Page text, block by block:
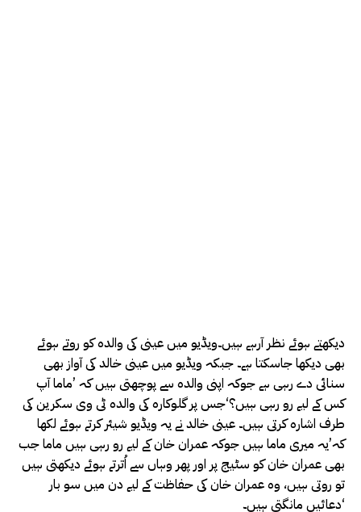
دیکھتے ہوئے نظر آرہے ہیں۔ویڈیو میں عینی کی والدہ کو روتے ہوئے
بھی دیکھا جاسکتا ہے۔ جبکہ ویڈیو میں عینی خالد کی آواز بھی
سنائی دے رہی ہے جوکہ اپنی والدہ سے پوچھتی ہیں کہ ’ماما آپ
کس کے لیے رو رہی ہیں؟‘جس پر گلوکارہ کی والدہ ٹی وی سکرین کی
طرف اشارہ کرتی ہیں۔ عینی خالد نے یہ ویڈیو شیئر کرتے ہوئے لکھا
کہ’یہ میری ماما ہیں جوکہ عمران خان کے لیے رو رہی ہیں ماما جب
بھی عمران خان کو سٹیج پر اور پھر وہاں سے اُترتے ہوئے دیکھتی ہیں
تو روتی ہیں، وہ عمران خان کی حفاظت کے لیے دن میں سو بار
دعائیں مانگتی ہیں۔‘